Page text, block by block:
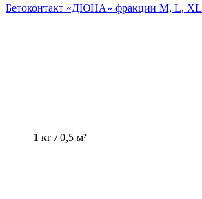
Бетоконтакт «ДЮНА» фракции M, L, XL
1 кг / 0,5 м²